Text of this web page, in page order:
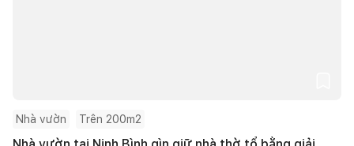
Nhà vườn Trên 200m2